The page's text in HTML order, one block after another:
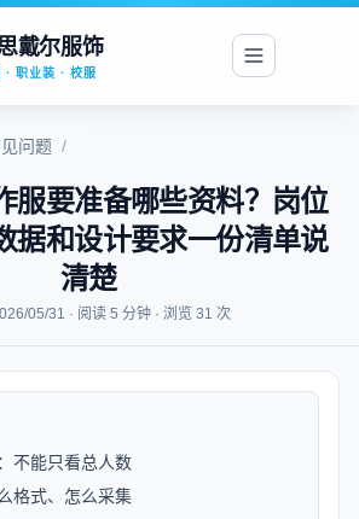
戴尔服饰
· 职业装 · 校服
问题 /
服要准备哪些资料？岗位
据和设计要求一份清单说
清楚
05/31 · 阅读 5 分钟 · 浏览 31 次
不能只看总人数
格式、怎么采集